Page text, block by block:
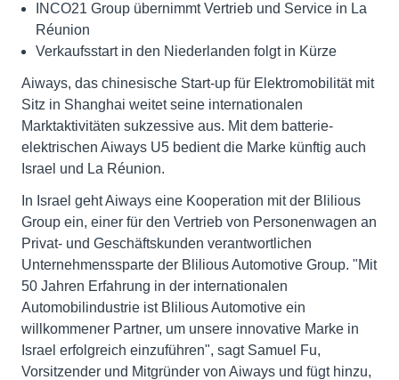
INCO21 Group übernimmt Vertrieb und Service in La
Réunion
Verkaufsstart in den Niederlanden folgt in Kürze
Aiways, das chinesische Start-up für Elektromobilität mit
Sitz in Shanghai weitet seine internationalen
Marktaktivitäten sukzessive aus. Mit dem batterie-
elektrischen Aiways U5 bedient die Marke künftig auch
Israel und La Réunion.
In Israel geht Aiways eine Kooperation mit der Blilious
Group ein, einer für den Vertrieb von Personenwagen an
Privat- und Geschäftskunden verantwortlichen
Unternehmenssparte der Blilious Automotive Group. "Mit
50 Jahren Erfahrung in der internationalen
Automobilindustrie ist Blilious Automotive ein
willkommener Partner, um unsere innovative Marke in
Israel erfolgreich einzuführen", sagt Samuel Fu,
Vorsitzender und Mitgründer von Aiways und fügt hinzu,